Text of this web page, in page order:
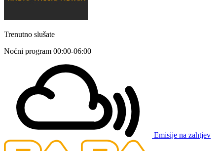
Trenutno slušate
Noćni program 00:00-06:00
Emisije na zahtjev